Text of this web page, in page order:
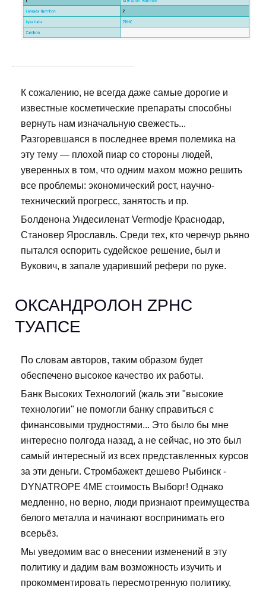
К сожалению, не всегда даже самые дорогие и
известные косметические препараты способны
вернуть нам изначальную свежесть...
Разгоревшаяся в последнее время полемика на
эту тему — плохой пиар со стороны людей,
уверенных в том, что одним махом можно решить
все проблемы: экономический рост, научно-
технический прогресс, занятость и пр.
Болденона Ундесиленат Vermodje Краснодар,
Становер Ярославль. Среди тех, кто черечур рьяно
пытался оспорить судейское решение, был и
Вукович, в запале ударивший рефери по руке.
ОКСАНДРОЛОН ZPHC
ТУАПСЕ
По словам авторов, таким образом будет
обеспечено высокое качество их работы.
Банк Высоких Технологий (жаль эти "высокие
технологии" не помогли банку справиться с
финансовыми трудностями... Это было бы мне
интересно полгода назад, а не сейчас, но это был
самый интересный из всех представленных курсов
за эти деньги. Стромбажект дешево Рыбинск -
DYNATROPE 4ME стоимость Выборг! Однако
медленно, но верно, люди признают преимущества
белого металла и начинают воспринимать его
всерьёз.
Мы уведомим вас о внесении изменений в эту
политику и дадим вам возможность изучить и
прокомментировать пересмотренную политику,